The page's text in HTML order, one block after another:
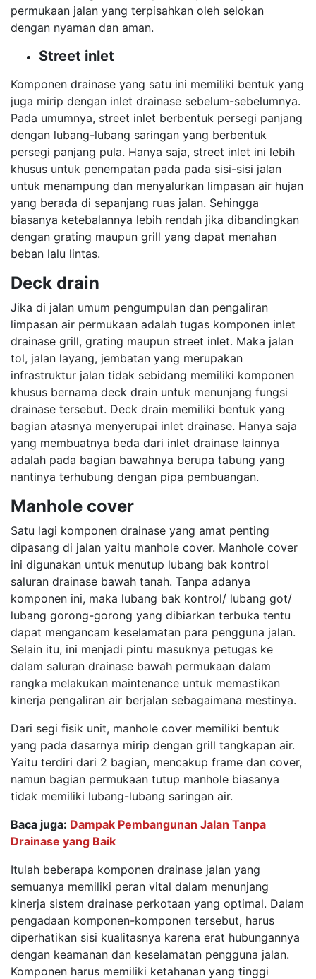
permukaan jalan yang terpisahkan oleh selokan
dengan nyaman dan aman.
Street inlet
Komponen drainase yang satu ini memiliki bentuk yang
juga mirip dengan inlet drainase sebelum-sebelumnya.
Pada umumnya, street inlet berbentuk persegi panjang
dengan lubang-lubang saringan yang berbentuk
persegi panjang pula. Hanya saja, street inlet ini lebih
khusus untuk penempatan pada pada sisi-sisi jalan
untuk menampung dan menyalurkan limpasan air hujan
yang berada di sepanjang ruas jalan. Sehingga
biasanya ketebalannya lebih rendah jika dibandingkan
dengan grating maupun grill yang dapat menahan
beban lalu lintas.
Deck drain
Jika di jalan umum pengumpulan dan pengaliran
limpasan air permukaan adalah tugas komponen inlet
drainase grill, grating maupun street inlet. Maka jalan
tol, jalan layang, jembatan yang merupakan
infrastruktur jalan tidak sebidang memiliki komponen
khusus bernama deck drain untuk menunjang fungsi
drainase tersebut. Deck drain memiliki bentuk yang
bagian atasnya menyerupai inlet drainase. Hanya saja
yang membuatnya beda dari inlet drainase lainnya
adalah pada bagian bawahnya berupa tabung yang
nantinya terhubung dengan pipa pembuangan.
Manhole cover
Satu lagi komponen drainase yang amat penting
dipasang di jalan yaitu manhole cover. Manhole cover
ini digunakan untuk menutup lubang bak kontrol
saluran drainase bawah tanah. Tanpa adanya
komponen ini, maka lubang bak kontrol/ lubang got/
lubang gorong-gorong yang dibiarkan terbuka tentu
dapat mengancam keselamatan para pengguna jalan.
Selain itu, ini menjadi pintu masuknya petugas ke
dalam saluran drainase bawah permukaan dalam
rangka melakukan maintenance untuk memastikan
kinerja pengaliran air berjalan sebagaimana mestinya.
Dari segi fisik unit, manhole cover memiliki bentuk
yang pada dasarnya mirip dengan grill tangkapan air.
Yaitu terdiri dari 2 bagian, mencakup frame dan cover,
namun bagian permukaan tutup manhole biasanya
tidak memiliki lubang-lubang saringan air.
Baca juga: Dampak Pembangunan Jalan Tanpa
Drainase yang Baik
Itulah beberapa komponen drainase jalan yang
semuanya memiliki peran vital dalam menunjang
kinerja sistem drainase perkotaan yang optimal. Dalam
pengadaan komponen-komponen tersebut, harus
diperhatikan sisi kualitasnya karena erat hubungannya
dengan keamanan dan keselamatan pengguna jalan.
Komponen harus memiliki ketahanan yang tinggi